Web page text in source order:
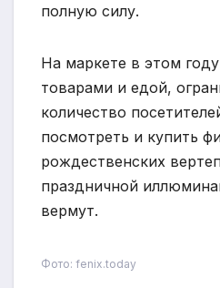
полную силу.
На маркете в этом
товарами и едой,
количество
посмотреть и купить
рождественских
праздничной
вермут.
Фото: fenix.today